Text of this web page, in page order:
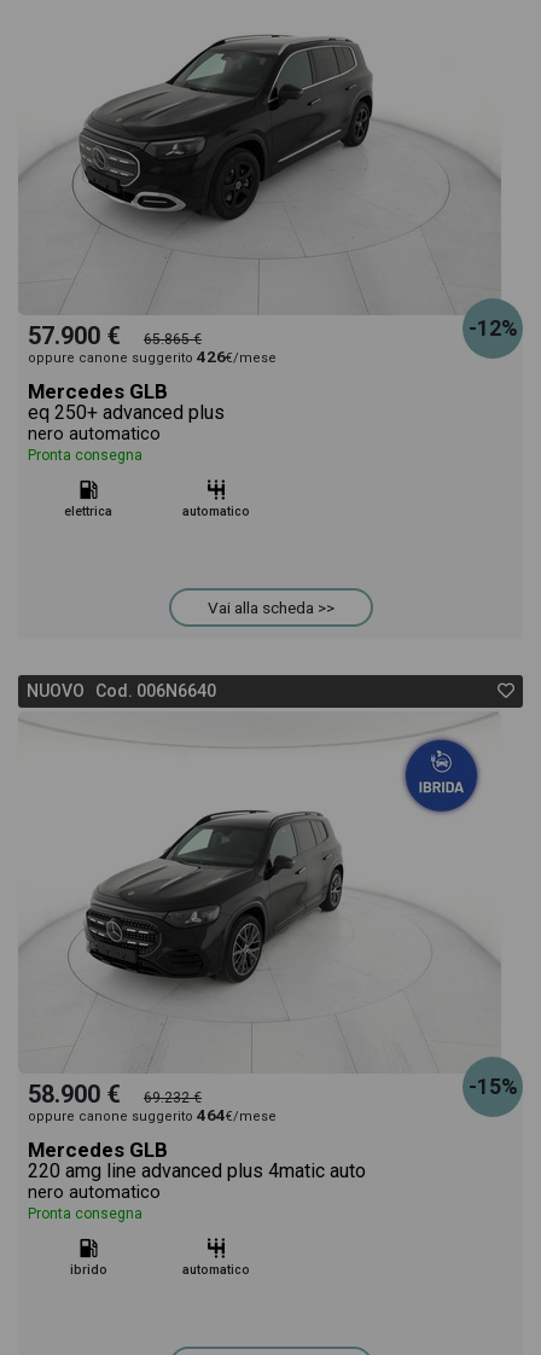
-12%
57.900 € 65.865 €
oppure canone suggerito 426€/mese
Mercedes GLB
eq 250+ advanced plus
nero automatico
Pronta consegna
elettrica automatico
Vai alla scheda >>
NUOVO Cod. 006N6640
-15%
58.900 € 69.232 €
oppure canone suggerito 464€/mese
Mercedes GLB
220 amg line advanced plus 4matic auto
nero automatico
Pronta consegna
ibrido automatico